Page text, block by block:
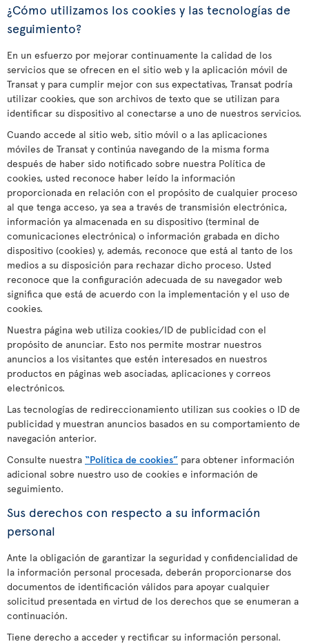
¿Cómo utilizamos los cookies y las tecnologías de
seguimiento?
En un esfuerzo por mejorar continuamente la calidad de los
servicios que se ofrecen en el sitio web y la aplicación móvil de
Transat y para cumplir mejor con sus expectativas, Transat podría
utilizar cookies, que son archivos de texto que se utilizan para
identificar su dispositivo al conectarse a uno de nuestros servicios.
Cuando accede al sitio web, sitio móvil o a las aplicaciones
móviles de Transat y continúa navegando de la misma forma
después de haber sido notificado sobre nuestra Política de
cookies, usted reconoce haber leído la información
proporcionada en relación con el propósito de cualquier proceso
al que tenga acceso, ya sea a través de transmisión electrónica,
información ya almacenada en su dispositivo (terminal de
comunicaciones electrónica) o información grabada en dicho
dispositivo (cookies) y, además, reconoce que está al tanto de los
medios a su disposición para rechazar dicho proceso. Usted
reconoce que la configuración adecuada de su navegador web
significa que está de acuerdo con la implementación y el uso de
cookies.
Nuestra página web utiliza cookies/ID de publicidad con el
propósito de anunciar. Esto nos permite mostrar nuestros
anuncios a los visitantes que estén interesados en nuestros
productos en páginas web asociadas, aplicaciones y correos
electrónicos.
Las tecnologías de redireccionamiento utilizan sus cookies o ID de
publicidad y muestran anuncios basados en su comportamiento de
navegación anterior.
Consulte nuestra “Política de cookies” para obtener información
adicional sobre nuestro uso de cookies e información de
seguimiento.
Sus derechos con respecto a su información
personal
Ante la obligación de garantizar la seguridad y confidencialidad de
la información personal procesada, deberán proporcionarse dos
documentos de identificación válidos para apoyar cualquier
solicitud presentada en virtud de los derechos que se enumeran a
continuación.
Tiene derecho a acceder y rectificar su información personal.